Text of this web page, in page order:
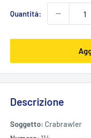
Quantità:
Descrizione
Soggetto: Crabrawler